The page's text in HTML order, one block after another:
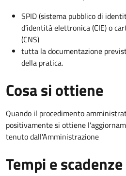
SPID (sistema pubblico di
d’identità elettronica (CIE) o
(CNS)
tutta la documentazione
della pratica.
Cosa si ottiene
Quando il procedimento
positivamente si ottiene
tenuto dall'Amministrazione
Tempi e scadenze